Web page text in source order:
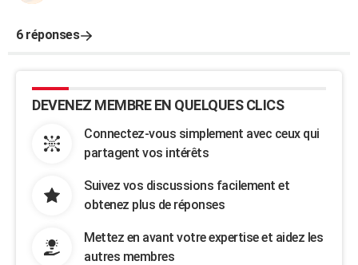
6 réponses
DEVENEZ MEMBRE EN QUELQUES CLICS
Connectez-vous simplement avec ceux qui
partagent vos intérêts
Suivez vos discussions facilement et
obtenez plus de réponses
Mettez en avant votre expertise et aidez les
autres membres